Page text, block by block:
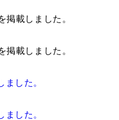
掲載しました。
掲載しました。
ました。
ました。